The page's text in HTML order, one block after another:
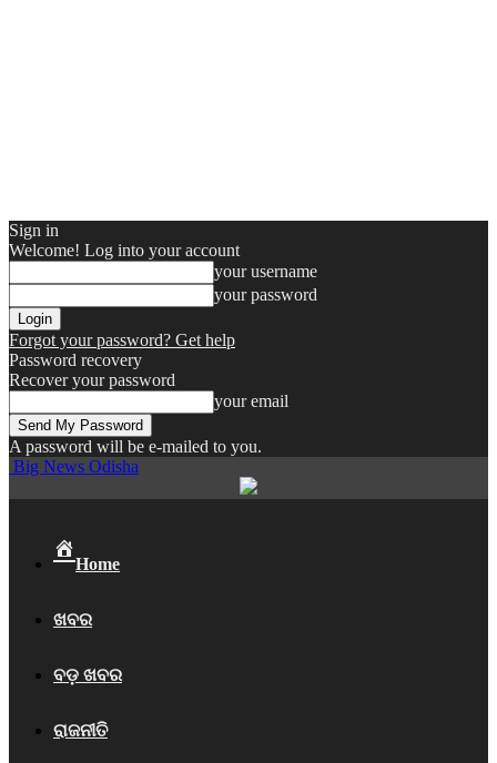
Sign in
Welcome! Log into your account
your username
your password
Forgot your password? Get help
Password recovery
Recover your password
your email
A password will be e-mailed to you.
Big News Odisha
Home
ଖବର
ବଡ଼ ଖବର
ରାଜନୀତି